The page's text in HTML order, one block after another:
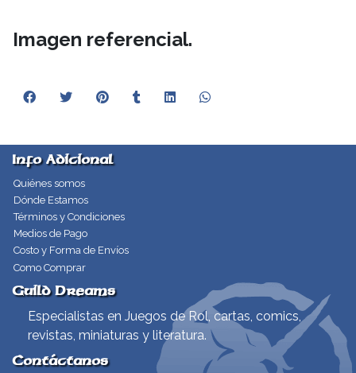
Imagen referencial.
Info Adicional
Quiénes somos
Dónde Estamos
Términos y Condiciones
Medios de Pago
Costo y Forma de Envíos
Como Comprar
Guild Dreams
Especialistas en Juegos de Rol, cartas, comics,
revistas, miniaturas y literatura.
Contáctanos